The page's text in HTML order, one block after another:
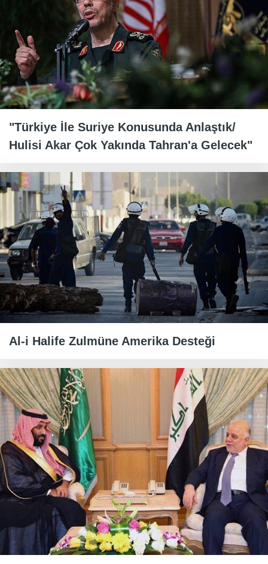
"Türkiye İle Suriye Konusunda Anlaştık/
Hulisi Akar Çok Yakında Tahran'a Gelecek"
Al-i Halife Zulmüne Amerika Desteği